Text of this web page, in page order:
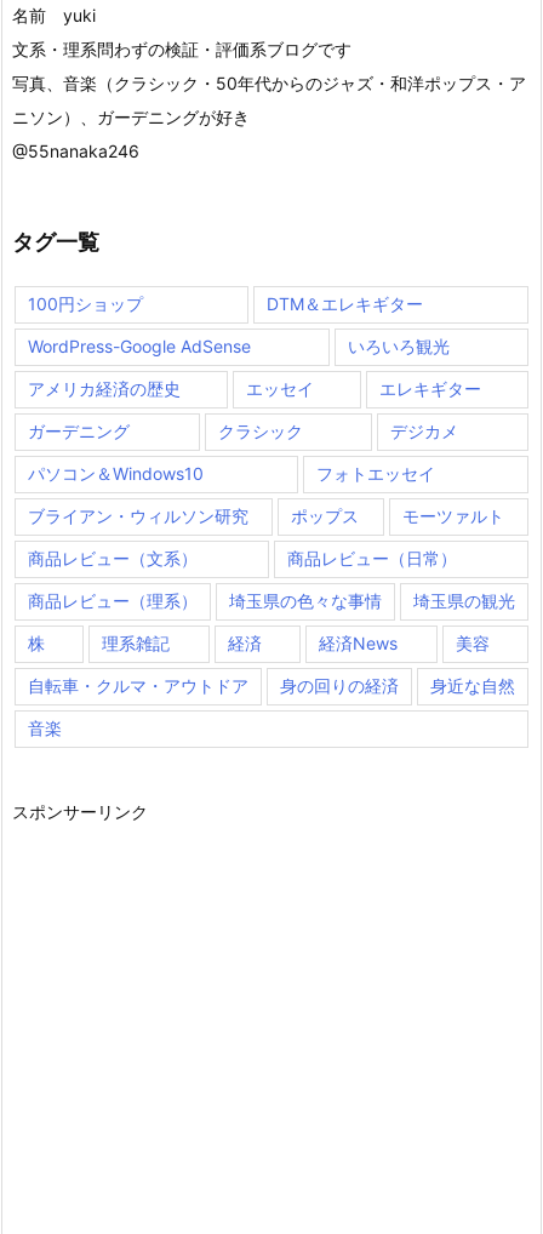
名前 yuki
文系・理系問わずの検証・評価系ブログです
写真、音楽（クラシック・50年代からのジャズ・和洋ポップス・ア
ニソン）、ガーデニングが好き
@55nanaka246
タグ一覧
100円ショップ DTM＆エレキギター
WordPress-Google AdSense いろいろ観光
アメリカ経済の歴史 エッセイ エレキギター
ガーデニング クラシック デジカメ
パソコン＆Windows10 フォトエッセイ
ブライアン・ウィルソン研究 ポップス モーツァルト
商品レビュー（文系） 商品レビュー（日常）
商品レビュー（理系） 埼玉県の色々な事情 埼玉県の観光
株 理系雑記 経済 経済News 美容
自転車・クルマ・アウトドア 身の回りの経済 身近な自然
音楽
スポンサーリンク